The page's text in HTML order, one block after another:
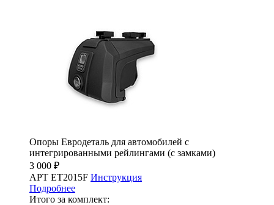
Опоры Евродеталь для автомобилей с
интегрированными рейлингами (с замками)
3 000 ₽
АРТ ET2015F Инструкция
Подробнее
Итого за комплект: